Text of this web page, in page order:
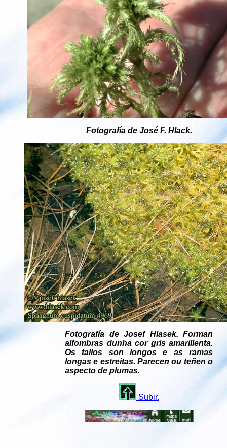
Fotografía de José F. Hlack.
Fotografía de Josef Hlasek. Forman
alfombras dunha cor gris amarillenta.
Os tallos son longos e as ramas
longas e estreitas. Parecen ou teñen o
aspecto de plumas.
Subir.